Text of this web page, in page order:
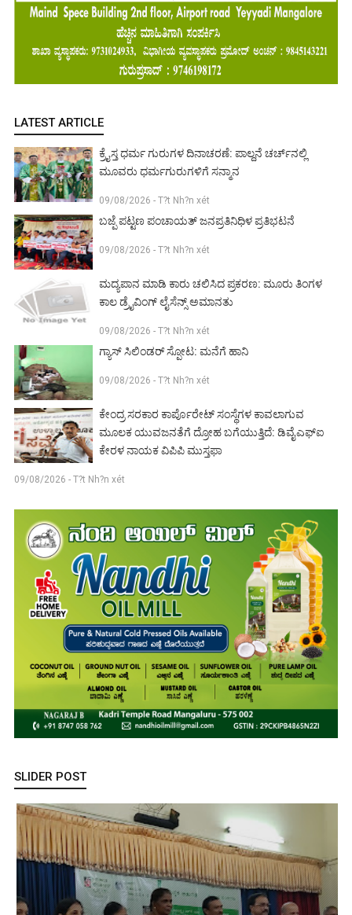
LATEST ARTICLE
ಕ್ರೈಸ್ತ ಧರ್ಮ ಗುರುಗಳ ದಿನಾಚರಣೆ: ಪಾಲ್ದನೆ ಚರ್ಚ್‌ನಲ್ಲಿ
ಮೂವರು ಧರ್ಮಗುರುಗಳಿಗೆ ಸನ್ಮಾನ
09/08/2026 - T?t Nh?n xét
ಬಜ್ಪೆ ಪಟ್ಟಣ ಪಂಚಾಯತ್ ಜನಪ್ರತಿನಿಧಿಳ ಪ್ರತಿಭಟನೆ
09/08/2026 - T?t Nh?n xét
ಮದ್ಯಪಾನ ಮಾಡಿ ಕಾರು ಚಲಿಸಿದ ಪ್ರಕರಣ: ಮೂರು ತಿಂಗಳ
ಕಾಲ ಡ್ರೈವಿಂಗ್ ಲೈಸೆನ್ಸ್ ಅಮಾನತು
09/08/2026 - T?t Nh?n xét
ಗ್ಯಾಸ್ ಸಿಲಿಂಡರ್ ಸ್ಪೋಟ: ಮನೆಗೆ ಹಾನಿ
09/08/2026 - T?t Nh?n xét
ಕೇಂದ್ರ ಸರಕಾರ ಕಾರ್ಪೊರೇಟ್ ಸಂಸ್ಥೆಗಳ ಕಾವಲಾಗುವ
ಮೂಲಕ ಯುವಜನತೆಗೆ ದ್ರೋಹ ಬಗೆಯುತ್ತಿದೆ: ಡಿವೈಎಫ್‌ಐ
ಕೇರಳ‌ ನಾಯಕ ವಿಪಿಪಿ ಮುಸ್ತಫಾ
09/08/2026 - T?t Nh?n xét
SLIDER POST